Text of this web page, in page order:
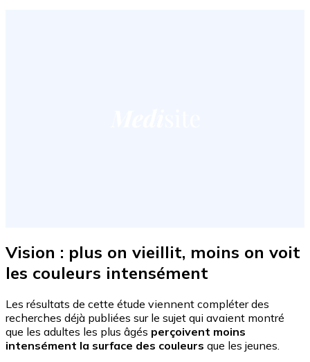
Vision : plus on vieillit, moins on voit
les couleurs intensément
Les résultats de cette étude viennent compléter des
recherches déjà publiées sur le sujet qui avaient montré
que les adultes les plus âgés perçoivent moins
intensément la surface des couleurs que les jeunes.